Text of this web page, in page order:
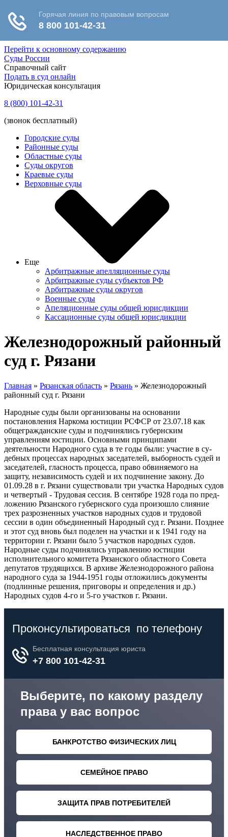
Перейти к основному содержанию
Суды России
Справочный сайт
Подать в суд онлайн
Юридическая консультация
8 (800) 101-42-31
(звонок бесплатный)
Городские суды
Районные суды
Областные суды
Суды округов
Краевые суды
Верховные суды
Еще
Арбитражные апелляционные суды
Арбитражные суды субъектов РФ
Арбитражные суды округов
Военные суды
Апеляционные суды общей юрисдикции
Кассационные суды общей юрисдикции
Железнодорожный районный
суд г. Рязани
Главная » Рязанская область » Рязань » Железнодорожный
районный суд г. Рязани
Народные суды были организованы на основании
постановления Наркома юстиции РСФСР от 23.07.18 как
общегражданские суды и подчинялись губернским
управлениям юстиции. Основными прин­ципами
деятельности Народного суда в те годы были: участие в су­
дебных процессах народных заседателей, выборность судей и
засе­дателей, гласность процесса, право обвиняемого на
защиту, незави­симость судей и их подчинение закону. До
01.09.28 в г. Рязани существовали три участка Народных су­дов
и четвертый - Трудовая сессия. В сентябре 1928 года по пред­
ложению Рязанского губернского суда произошло слияние
трех раз­розненных участков народных судов и трудовой
сессии в один объе­диненный Народный суд г. Рязани. Позднее
и этот суд вновь был поделен на участки и к 1941 году на
территории г. Рязани было 5 участков народных судов.
Народные суды подчинялись управлению юстиции
исполнительного комитета Рязанского областного Совета
депутатов трудящихся. В архиве Железнодорожного района
народного суда за 1944-1951 годы отложились документы
(подлинные решения, приговоры и оп­ределения и др.)
Народных судов 4-го и 5-го участков г. Рязани.